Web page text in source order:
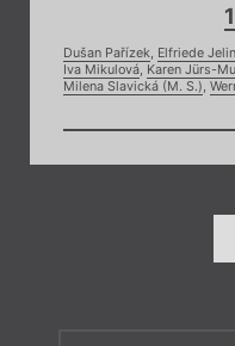
Dušan Pařízek, Elfriede
Iva Mikulová, Karen Jürs-
Milena Slavická (M. S.),